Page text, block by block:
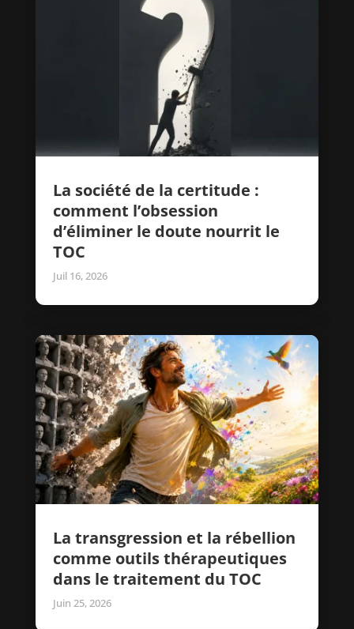
La société de la certitude :
comment l’obsession
d’éliminer le doute nourrit le
TOC
Juil 16, 2026
La transgression et la rébellion
comme outils thérapeutiques
dans le traitement du TOC
Juin 25, 2026